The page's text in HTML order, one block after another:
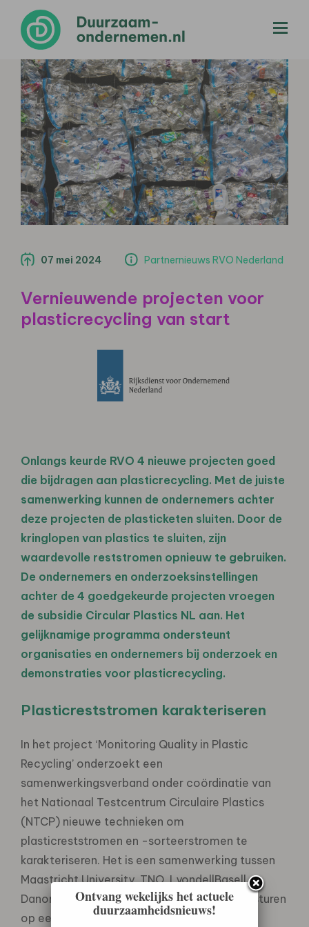
07 mei 2024 Partnernieuws RVO Nederland
Vernieuwende projecten voor
plasticrecycling van start
Onlangs keurde RVO 4 nieuwe projecten goed
die bijdragen aan plasticrecycling. Met de juiste
samenwerking kunnen de ondernemers achter
deze projecten de plasticketen sluiten. Door de
kringlopen van plastics te sluiten, zijn
waardevolle reststromen opnieuw te gebruiken.
De ondernemers en onderzoeksinstellingen
achter de 4 goedgekeurde projecten vroegen
de subsidie Circular Plastics NL aan. Het
gelijknamige programma ondersteunt
organisaties en ondernemers bij onderzoek en
demonstraties voor plasticrecycling.
Plasticreststromen karakteriseren
In het project ‘Monitoring Quality in Plastic
Recycling’ onderzoekt een
samenwerkingsverband onder coördinatie van
het Nationaal Testcentrum Circulaire Plastics
(NTCP) nieuwe technieken om
plasticreststromen en -sorteerstromen te
karakteriseren. Het is een samenwerking tussen
Maastricht University, TNO, LyondellBasell,
Danone, Graham Packaging en Verpact. Ze sturen
op een betere kwaliteit recycling materiaal,
Ontvang wekelijks het actuele
duurzaamheidsnieuws!